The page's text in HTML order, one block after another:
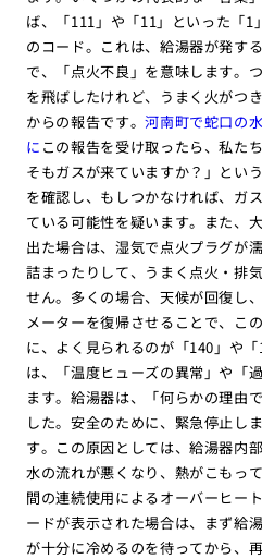
ば、「111」や「11」といった「
のコード。これは、給湯器が発す
で、「点火不良」を意味します。
を飛ばしたけれど、うまく火がつ
からの報告です。河南町で蛇口の
に この報告を受け取ったら、私た
そもガスが来ていますか？」とい
を確認し、もしつかなければ、ガ
ている可能性を疑います。また、
出た場合は、湿気で点火プラグが
詰まったりして、うまく点火・排
せん。多くの場合、天候が回復し
メーターを復帰させることで、こ
に、よく見られるのが「140」や
は、「温度ヒューズの異常」や「
ます。給湯器は、「何らかの理由
した。安全のために、緊急停止し
す。この原因としては、給湯器内
水の流れが悪くなり、熱がこもっ
間の連続使用によるオーバーヒー
ードが表示された場合は、まず給
が十分に冷めるのを待ってから、